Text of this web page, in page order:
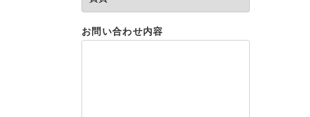
お問い合わせ内容